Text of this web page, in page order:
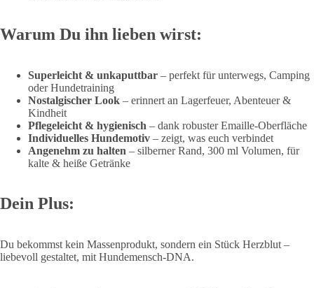
Warum Du ihn lieben wirst:
Superleicht & unkaputtbar – perfekt für unterwegs, Camping
oder Hundetraining
Nostalgischer Look – erinnert an Lagerfeuer, Abenteuer &
Kindheit
Pflegeleicht & hygienisch – dank robuster Emaille-Oberfläche
Individuelles Hundemotiv – zeigt, was euch verbindet
Angenehm zu halten – silberner Rand, 300 ml Volumen, für
kalte & heiße Getränke
Dein Plus:
Du bekommst kein Massenprodukt, sondern ein Stück Herzblut –
liebevoll gestaltet, mit Hundemensch-DNA.